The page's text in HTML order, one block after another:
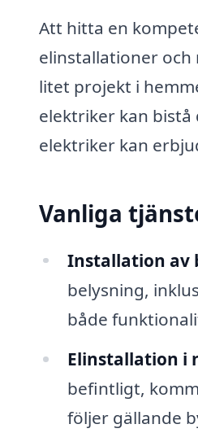
Att hitta en
elinstallationer
litet projekt i
elektriker kan bistå
elektriker kan
Vanliga
Installation av
belysning,
både
Elinstallation i
befintligt,
följer gällande